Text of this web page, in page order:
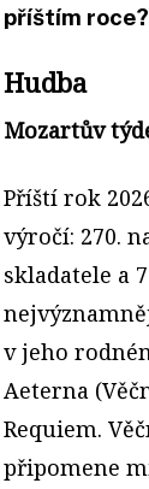
příštím roce?
Hudba
Mozartův
Příští rok
výročí: 270.
skladatele a
v jeho
Aeterna
Requiem.
připomene